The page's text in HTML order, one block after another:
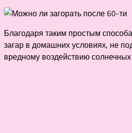
Благодаря таким простым
загар в домашних условиях, не
вредному воздействию солнечных